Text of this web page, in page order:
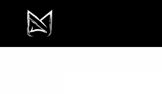
contenido